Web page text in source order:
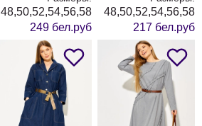
48,50,52,54,56,58
249 бел.руб
48,50,52,54,56,58
217 бел.руб